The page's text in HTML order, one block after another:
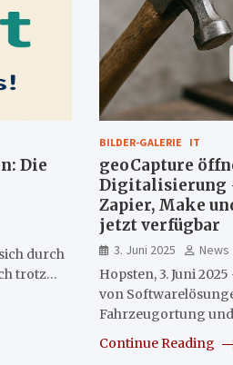
Die
durch
trotz…
BILDER-GALERIE IT
geoCapture
Digitalisierung
Zapier, Make
jetzt verfügbar
3. Juni 2025
News
Hopsten, 3. Juni
von
Fahrzeugortung
Continue Reading